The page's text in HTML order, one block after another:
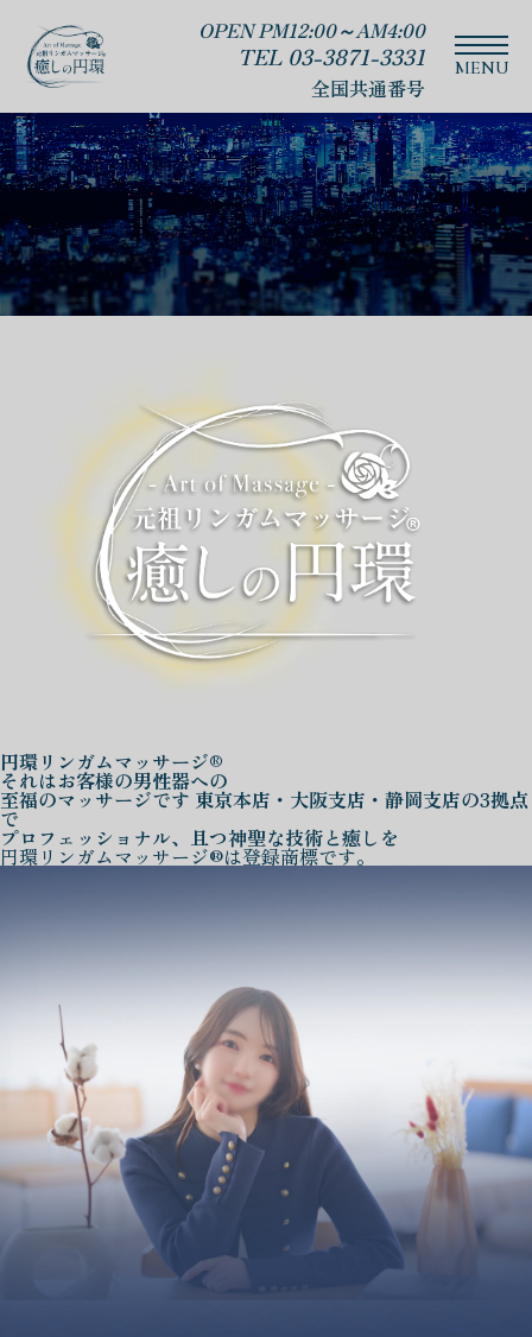
OPEN PM12:00～AM4:00
TEL 03-3871-3331
全国共通番号
円環リンガムマッサージ®
それはお客様の男性器への
至福のマッサージです 東京本店・大阪支店・静岡支店の3拠点
で
プロフェッショナル、且つ神聖な技術と癒しを
円環リンガムマッサージ®は登録商標です。